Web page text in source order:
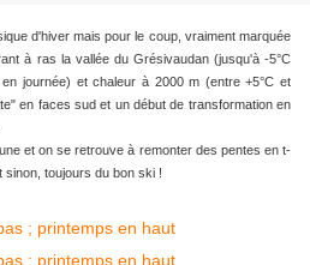
d'hiver mais pour le coup, vraiment marquée
à ras la vallée du Grésivaudan (jusqu'à -5°C
journée) et chaleur à 2000 m (entre +5°C et
en faces sud et un début de transformation en
et on se retrouve à remonter des pentes en t-
sinon, toujours du bon ski !